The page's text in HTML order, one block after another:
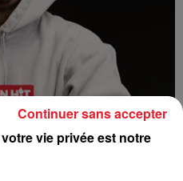
vie privée est notre
Continuer sans accepter